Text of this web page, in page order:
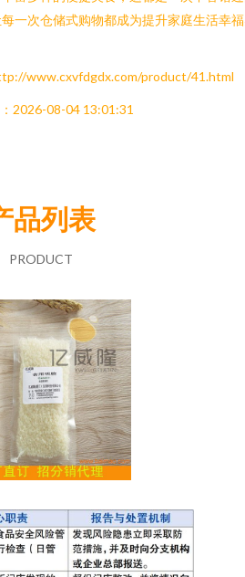
一次仓储式购物都成为提升家庭生活幸
www.cxvfdgdx.com/product/41.html
2026-08-04 13:01:31
品列表
PRODUCT